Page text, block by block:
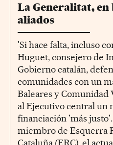
La Generalitat, en
aliados
'Si hace falta, incluso
Huguet, consejero de
Gobierno catalán,
comunidades con un
Baleares y Comunidad
al Ejecutivo central un
financiación 'más
miembro de Esquerra
Cataluña (ERC), el